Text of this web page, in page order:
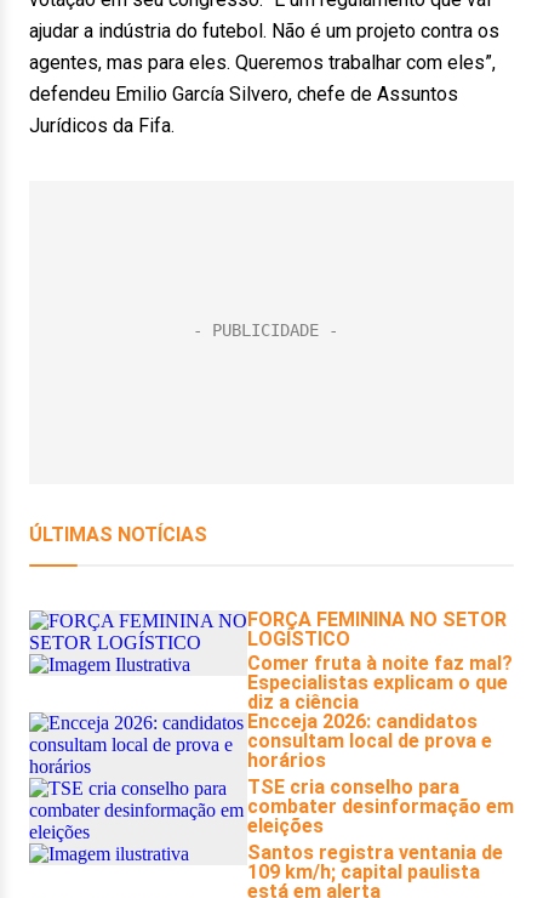
ajudar a indústria do futebol. Não é um projeto contra os
agentes, mas para eles. Queremos trabalhar com eles”,
defendeu Emilio García Silvero, chefe de Assuntos
Jurídicos da Fifa.